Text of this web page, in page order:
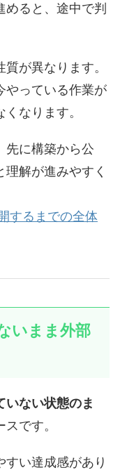
めると、途中で判
が異なります。
やっている作業が
なります。
先に構築から公
解が進みやすく
するまでの全体
いまま外部
いない状態のま
スです。
すい達成感があり